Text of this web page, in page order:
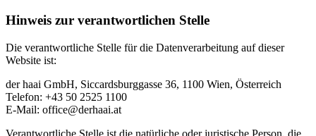
Hinweis zur verantwortlichen Stelle
Die verantwortliche Stelle für die Datenverarbeitung auf dieser
Website ist:
der haai GmbH, Siccardsburggasse 36, 1100 Wien, Österreich
Telefon: +43 50 2525 1100
E-Mail: office@derhaai.at
Verantwortliche Stelle ist die natürliche oder juristische Person, die